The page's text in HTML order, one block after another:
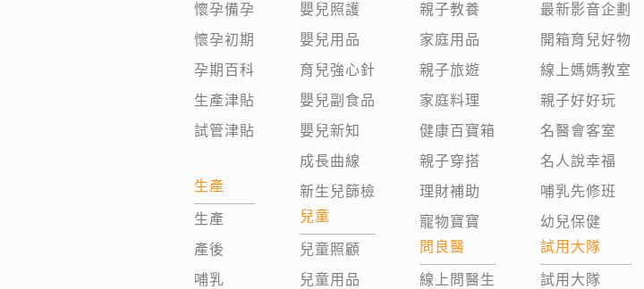
懷孕備孕
懷孕初期
孕期百科
生產津貼
試管津貼
生產
生產
產後
哺乳
嬰兒照護
嬰兒用品
育兒強心針
嬰兒副食品
嬰兒新知
成長曲線
新生兒篩檢
兒童
兒童照顧
兒童用品
親子教養
家庭用品
親子旅遊
家庭料理
健康百寶箱
親子穿搭
理財補助
寵物寶寶
問良醫
線上問醫生
最新影音企劃
開箱育兒好物
線上媽媽教室
親子好好玩
名醫會客室
名人說幸福
哺乳先修班
幼兒保健
試用大隊
試用大隊